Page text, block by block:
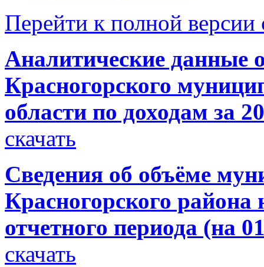
Перейти к полной версии
Аналитические данные
Красногорского
области по доходам за
скачать
Сведения об объёме
Красногорского района
отчетного периода (на
скачать